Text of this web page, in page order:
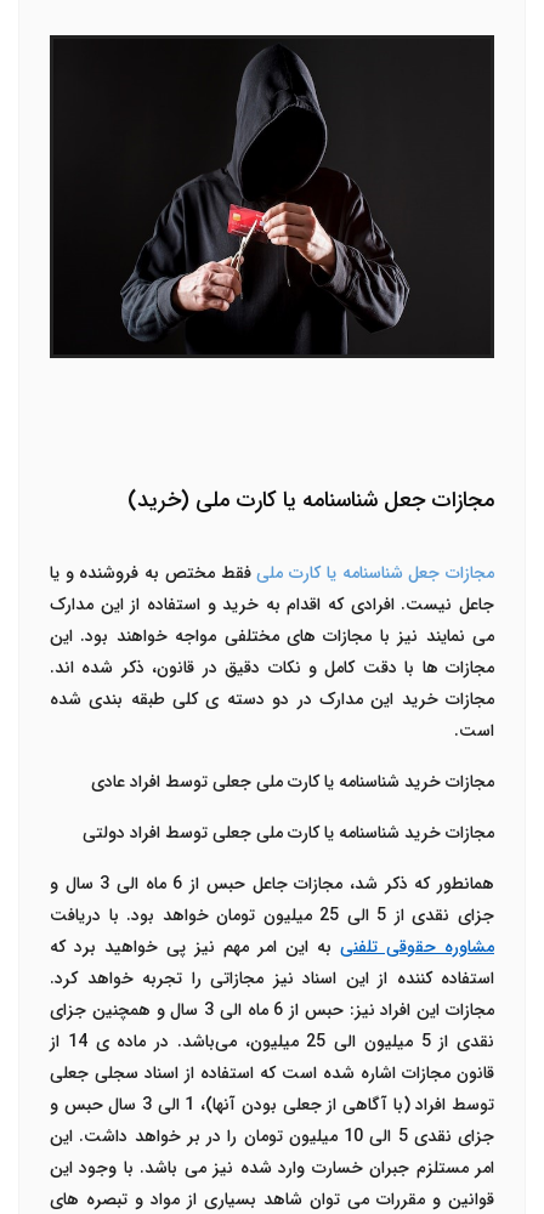
مجازات جعل شناسنامه یا کارت ملی (خرید)
مجازات جعل شناسنامه یا کارت ملی فقط مختص به فروشنده و یا
جاعل نیست. افرادی که اقدام به خرید و استفاده از این مدارک
می نمایند نیز با مجازات های مختلفی مواجه خواهند بود. این
مجازات ها با دقت کامل و نکات دقیق در قانون، ذکر شده اند.
مجازات خرید این مدارک در دو دسته ی کلی طبقه بندی شده
است.
مجازات خرید شناسنامه یا کارت ملی جعلی توسط افراد عادی
مجازات خرید شناسنامه یا کارت ملی جعلی توسط افراد دولتی
همانطور که ذکر شد، مجازات جاعل حبس از 6 ماه الی 3 سال و
جزای نقدی از 5 الی 25 میلیون تومان خواهد بود. با دریافت
مشاوره حقوقی تلفنی به این امر مهم نیز پی خواهید برد که
استفاده کننده از این اسناد نیز مجازاتی را تجربه خواهد کرد.
مجازات این افراد نیز: حبس از 6 ماه الی 3 سال و همچنین جزای
نقدی از 5 میلیون الی 25 میلیون، می‌باشد. در ماده ی 14 از
قانون مجازات اشاره شده است که استفاده از اسناد سجلی جعلی
توسط افراد (با آگاهی از جعلی بودن آنها)، 1 الی 3 سال حبس و
جزای نقدی 5 الی 10 میلیون تومان را در بر خواهد داشت. این
امر مستلزم جبران خسارت وارد شده نیز می باشد. با وجود این
قوانین و مقررات می توان شاهد بسیاری از مواد و تبصره های